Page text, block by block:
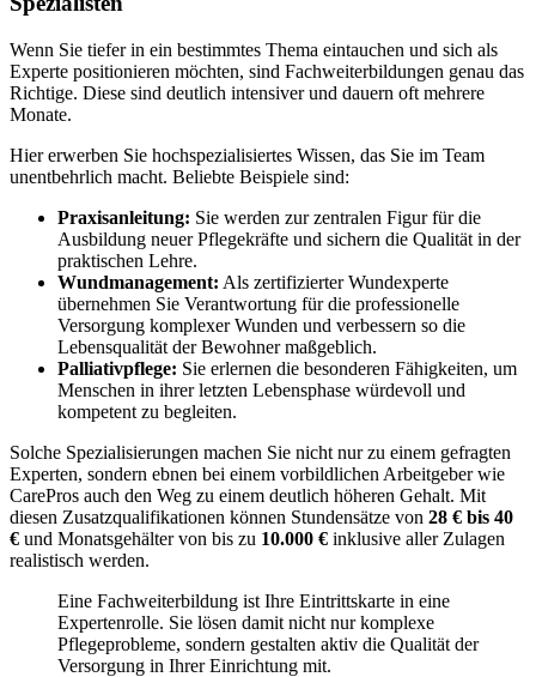
Wenn Sie tiefer in ein bestimmtes Thema eintauchen und sich als
Experte positionieren möchten, sind Fachweiterbildungen genau das
Richtige. Diese sind deutlich intensiver und dauern oft mehrere
Monate.
Hier erwerben Sie hochspezialisiertes Wissen, das Sie im Team
unentbehrlich macht. Beliebte Beispiele sind:
Praxisanleitung: Sie werden zur zentralen Figur für die
Ausbildung neuer Pflegekräfte und sichern die Qualität in der
praktischen Lehre.
Wundmanagement: Als zertifizierter Wundexperte
übernehmen Sie Verantwortung für die professionelle
Versorgung komplexer Wunden und verbessern so die
Lebensqualität der Bewohner maßgeblich.
Palliativpflege: Sie erlernen die besonderen Fähigkeiten, um
Menschen in ihrer letzten Lebensphase würdevoll und
kompetent zu begleiten.
Solche Spezialisierungen machen Sie nicht nur zu einem gefragten
Experten, sondern ebnen bei einem vorbildlichen Arbeitgeber wie
CarePros auch den Weg zu einem deutlich höheren Gehalt. Mit
diesen Zusatzqualifikationen können Stundensätze von 28 € bis 40
€ und Monatsgehälter von bis zu 10.000 € inklusive aller Zulagen
realistisch werden.
Eine Fachweiterbildung ist Ihre Eintrittskarte in eine
Expertenrolle. Sie lösen damit nicht nur komplexe
Pflegeprobleme, sondern gestalten aktiv die Qualität der
Versorgung in Ihrer Einrichtung mit.